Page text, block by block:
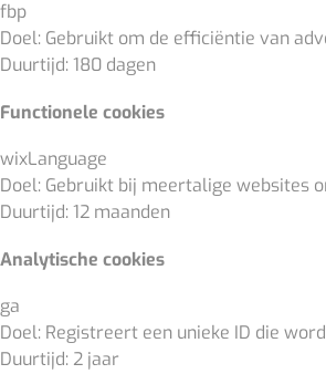
fbp
Doel: Gebruikt om de efficiëntie van
Duurtijd: 180 dagen
Functionele cookies
wixLanguage
Doel: Gebruikt bij meertalige websites
Duurtijd: 12 maanden
Analytische cookies
ga
Doel: Registreert een unieke ID die
Duurtijd: 2 jaar